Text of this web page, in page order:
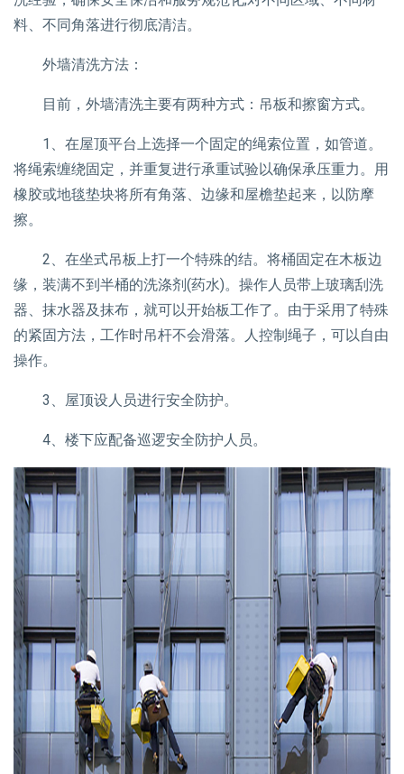
料、不同角落进行彻底清洁。
外墙清洗方法：
目前，外墙清洗主要有两种方式：吊板和擦窗方式。
1、在屋顶平台上选择一个固定的绳索位置，如管道。
将绳索缠绕固定，并重复进行承重试验以确保承压重力。用
橡胶或地毯垫块将所有角落、边缘和屋檐垫起来，以防摩
擦。
2、在坐式吊板上打一个特殊的结。将桶固定在木板边
缘，装满不到半桶的洗涤剂(药水)。操作人员带上玻璃刮洗
器、抹水器及抹布，就可以开始板工作了。由于采用了特殊
的紧固方法，工作时吊杆不会滑落。人控制绳子，可以自由
操作。
3、屋顶设人员进行安全防护。
4、楼下应配备巡逻安全防护人员。